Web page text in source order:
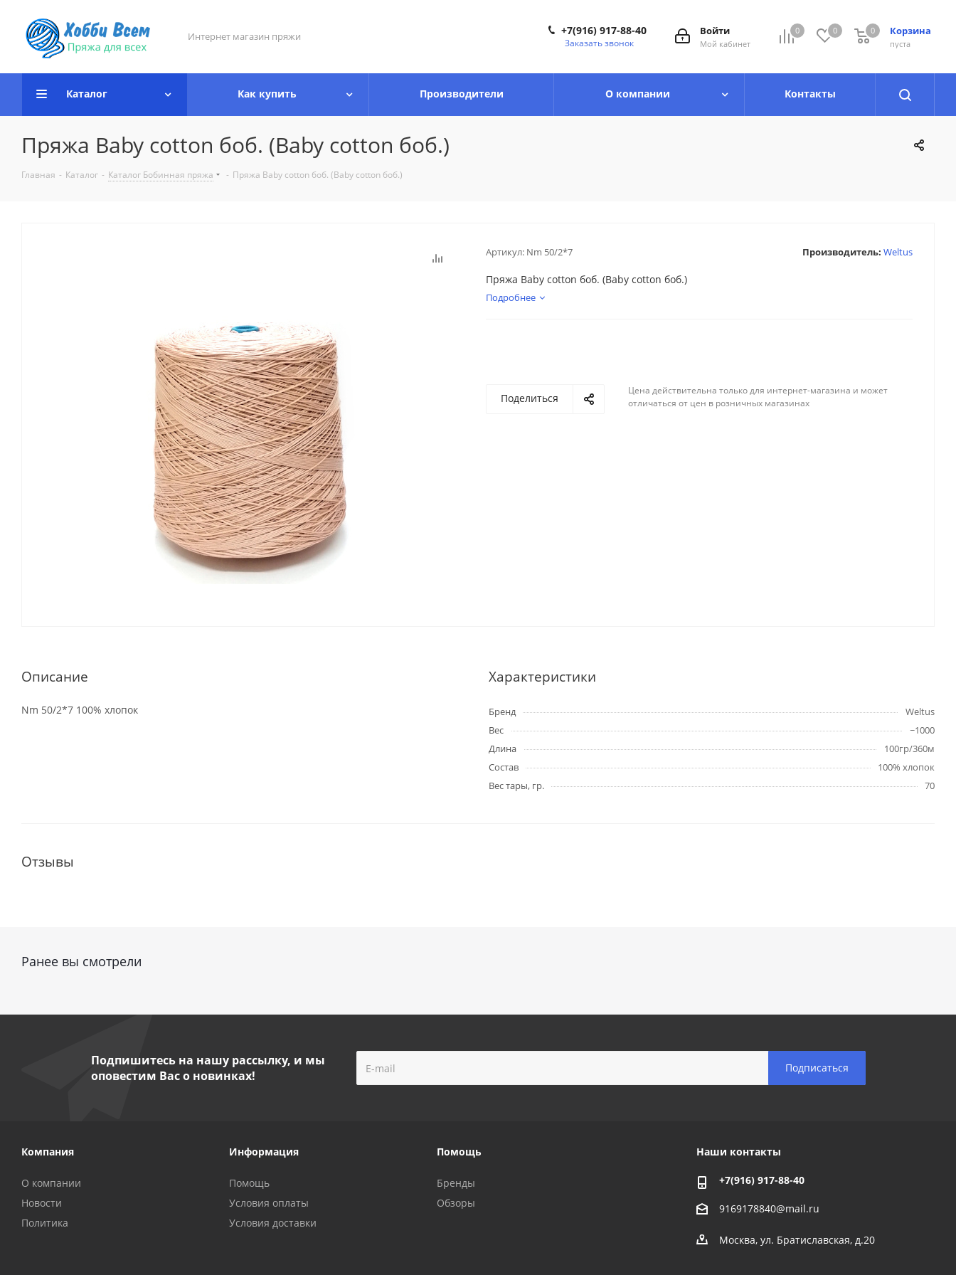
Интернет магазин пряжи 0 0 Корзина
0
пуста
0
Войти
Мой кабинет
+7(916) 917-88-40
Заказать звонок
Каталог Как купить Производители О компании Контакты
Пряжа Baby cotton боб. (Baby cotton боб.)
Главная - Каталог - Каталог Бобинная пряжа - Пряжа Baby cotton боб. (Baby cotton боб.)
Артикул: Nm 50/2*7 Производитель: Weltus
Пряжа Baby cotton боб. (Baby cotton боб.)
Подробнее
Поделиться
Цена действительна только для интернет-магазина и может
отличаться от цен в розничных магазинах
Описание
Nm 50/2*7 100% хлопок
Характеристики
Бренд
Weltus
Вес
~1000
Длина
100гр/360м
Состав
100% хлопок
Вес тары, гр.
70
Отзывы
Ранее вы смотрели
Подпишитесь на нашу рассылку, и мы
оповестим Вас о новинках!
Компания
О компании
Новости
Политика
Информация
Помощь
Условия оплаты
Условия доставки
Помощь
Бренды
Обзоры
Наши контакты
+7(916) 917-88-40
9169178840@mail.ru
Москва, ул. Братиславская, д.20